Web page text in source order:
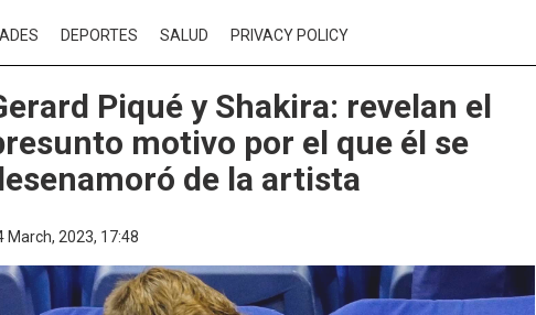
DEPORTES SALUD PRIVACY POLICY
Piqué y Shakira: revelan el
motivo por el que él se
de la artista
March, 2023, 17:48